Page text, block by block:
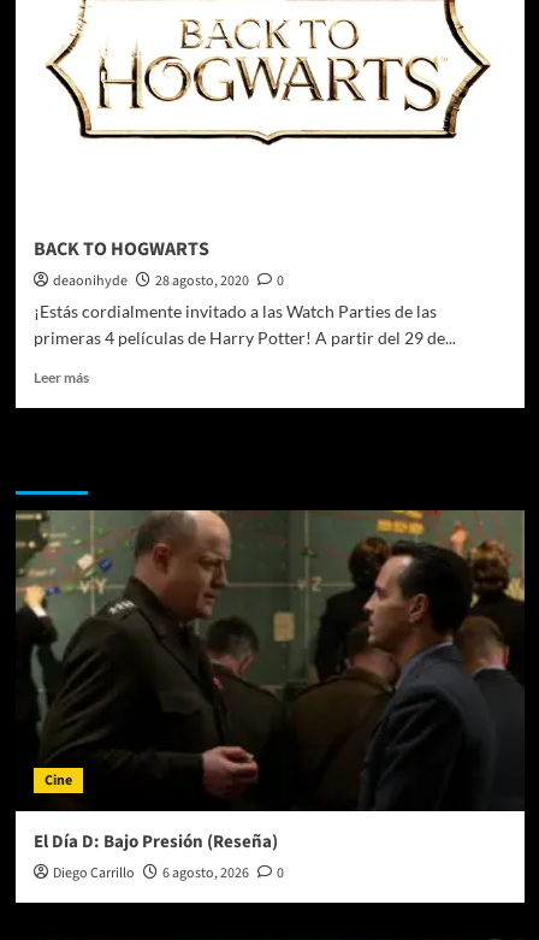
BACK TO HOGWARTS
deaonihyde 28 agosto, 2020
0
¡Estás cordialmente invitado a las Watch Parties de las
primeras 4 películas de Harry Potter! A partir del 29 de...
Leer másLeer
HOGWARTS
Cine
El Día D: Bajo Presión (Reseña)
Diego Carrillo 6 agosto, 2026 0